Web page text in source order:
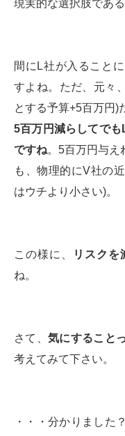
現実的な選択肢であ
間にL社が入ること
すよね。ただ、元々
とする予算+5百万円)
5百万円減らしてでも
ですね。5百万円与え
も、物理的にV社の
はウチより小さい)。
この様に、 リスクを
ね。
さて、 気にすること
考えてみて下さい。
・・・分かりました